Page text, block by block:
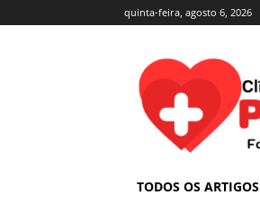
quinta-feira, agosto 6, 2026
TODOS OS ARTIGOS